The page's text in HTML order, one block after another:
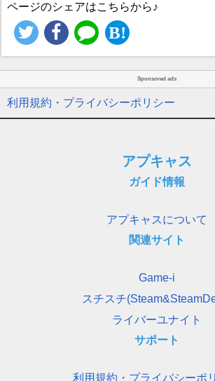
ページのシェアはこちらから♪
Sponsored ads
利用規約・プライバシーポリシー
アプキャス
ガイド情報
アプキャスについて
関連サイト
Game-i
スチスチ
ライバーユナイト
サポート
利用規約・プライバシーポ